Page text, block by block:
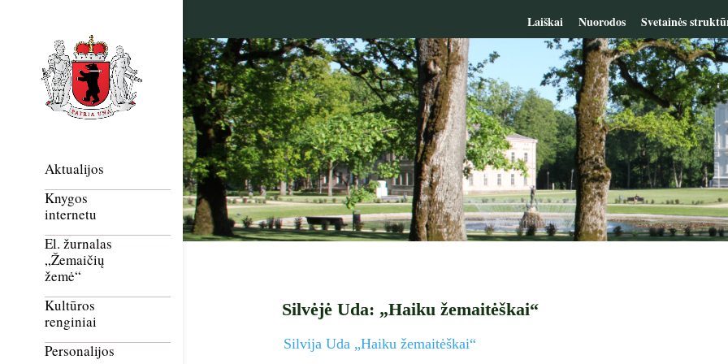
Laiškai Nuorodos Svetainės
Aktualijos
Knygos
internetu
El. žurnalas
„Žemaičių
žemė“
Kultūros
renginiai
Personalijos
Silvėjė Uda: „Haiku žemaitėškai“
Silvija Uda „Haiku žemaitėškai“